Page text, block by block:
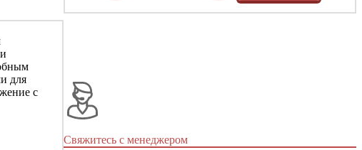
для
с
Свяжитесь с менеджером